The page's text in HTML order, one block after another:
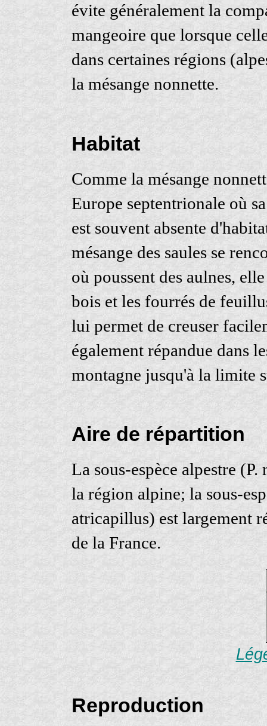
évite généralement la
mangeoire que lorsque
dans certaines régions
la mésange nonnette.
Habitat
Comme la mésange
Europe septentrionale où
est souvent absente
mésange des saules se
où poussent des aulnes,
bois et les fourrés de
lui permet de creuser
également répandue dans
montagne jusqu'à la limite
Aire de répartition
La sous-espèce alpestre
la région alpine; la sous-
atricapillus) est largement
de la France.
Reproduction